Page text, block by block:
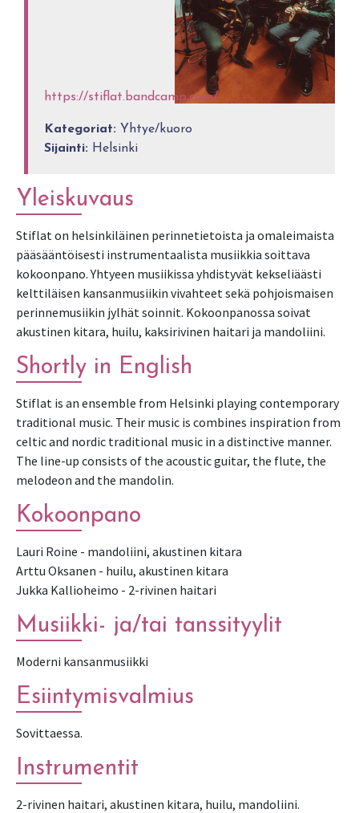
https://stiflat.bandcamp.com/
Kategoriat: Yhtye/kuoro
Sijainti: Helsinki
Yleiskuvaus
Stiflat on helsinkiläinen perinnetietoista ja omaleimaista
pääsääntöisesti instrumentaalista musiikkia soittava
kokoonpano. Yhtyeen musiikissa yhdistyvät kekseliäästi
kelttiläisen kansanmusiikin vivahteet sekä pohjoismaisen
perinnemusiikin jylhät soinnit. Kokoonpanossa soivat
akustinen kitara, huilu, kaksirivinen haitari ja mandoliini.
Shortly in English
Stiflat is an ensemble from Helsinki playing contemporary
traditional music. Their music is combines inspiration from
celtic and nordic traditional music in a distinctive manner.
The line-up consists of the acoustic guitar, the flute, the
melodeon and the mandolin.
Kokoonpano
Lauri Roine - mandoliini, akustinen kitara
Arttu Oksanen - huilu, akustinen kitara
Jukka Kallioheimo - 2-rivinen haitari
Musiikki- ja/tai tanssityylit
Moderni kansanmusiikki
Esiintymisvalmius
Sovittaessa.
Instrumentit
2-rivinen haitari, akustinen kitara, huilu, mandoliini.